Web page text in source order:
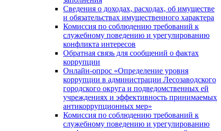
Сведения о доходах, расходах, об имуществе
и обязательствах имущественного характера
Комиссия по соблюдению требований к
служебному поведению и урегулированию
конфликта интересов
Обратная связь для сообщений о фактах
коррупции
Онлайн-опрос «Определение уровня
коррупции в администрации Лесозаводского
городского округа и подведомственных ей
учреждениях и эффективность принимаемых
антикоррупционных мер»
Комиссия по соблюдению требований к
служебному поведению и урегулированию